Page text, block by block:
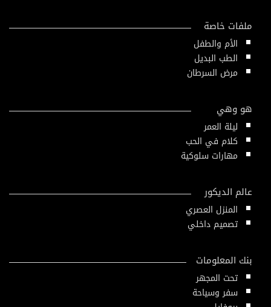
ملفات خاصة
الأم والطفل
الطب البديل
مرض السرطان
هو وهي
ليلة العمر
كلام في الحب
مهارات سلوكية
عالم الديكور
المنزل العصري
تصميم داخلي
بنك المعلومات
تحت المجهر
سفر وسياحة